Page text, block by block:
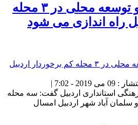
دفتر تسهیل گری و توسعه محلی در ۳ محله
راه اندازی می شود
استانداری اردبیل گفت: سه محله
و سلمان آباد شهر اردبیل امسال